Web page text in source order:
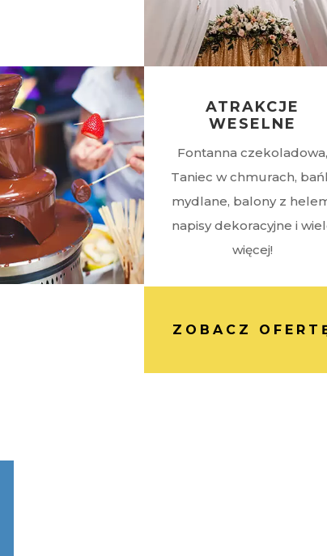
ATRAKCJE
WESELNE
Fontanna czekoladowa,
Taniec w chmurach,
mydlane, balony z
napisy dekoracyjne i
więcej!
ZOBACZ